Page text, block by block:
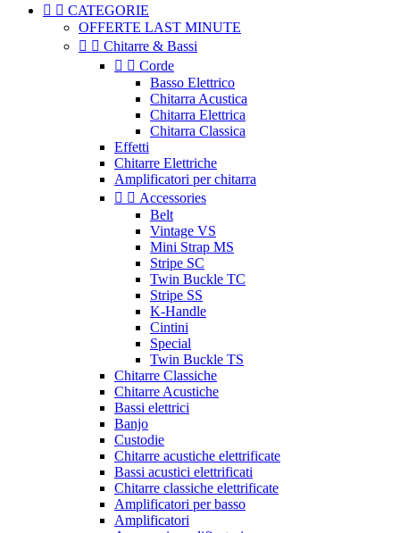
  CATEGORIE
OFFERTE LAST MINUTE
  Chitarre & Bassi
  Corde
Basso Elettrico
Chitarra Acustica
Chitarra Elettrica
Chitarra Classica
Effetti
Chitarre Elettriche
Amplificatori per chitarra
  Accessories
Belt
Vintage VS
Mini Strap MS
Stripe SC
Twin Buckle TC
Stripe SS
K-Handle
Cintini
Special
Twin Buckle TS
Chitarre Classiche
Chitarre Acustiche
Bassi elettrici
Banjo
Custodie
Chitarre acustiche elettrificate
Bassi acustici elettrificati
Chitarre classiche elettrificate
Amplificatori per basso
Amplificatori